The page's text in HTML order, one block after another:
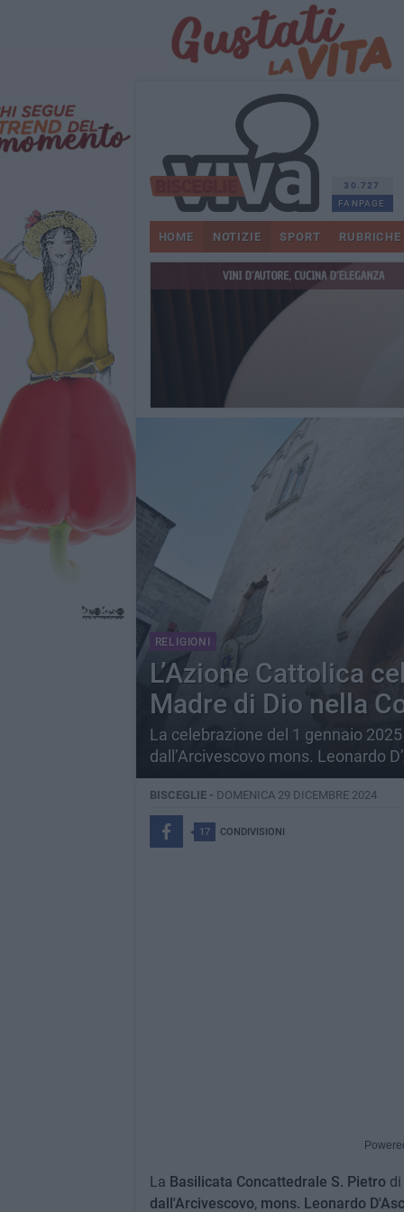
30.727
FANPAGE
HOME NOTIZIE SPORT RUBRICHE
RELIGIONI
L’Azione Cattolica
Madre di Dio nella
La celebrazione del 1 gennaio
dall’Arcivescovo mons. Leonardo
BISCEGLIE - DOMENICA 29 DICEMBRE 2024
17 CONDIVISIONI
La Basilicata Concattedrale S. Pietrodi
dall'Arcivescovo, mons. Leonardo